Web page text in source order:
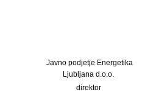
Javno podjetje Energetika
Ljubljana d.o.o.
direktor